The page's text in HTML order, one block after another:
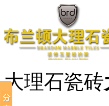
大理石瓷砖